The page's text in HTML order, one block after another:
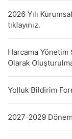
2026 Yılı
tıklayınız.
Harcama
Olarak
Yolluk Bildirim
2027-2029